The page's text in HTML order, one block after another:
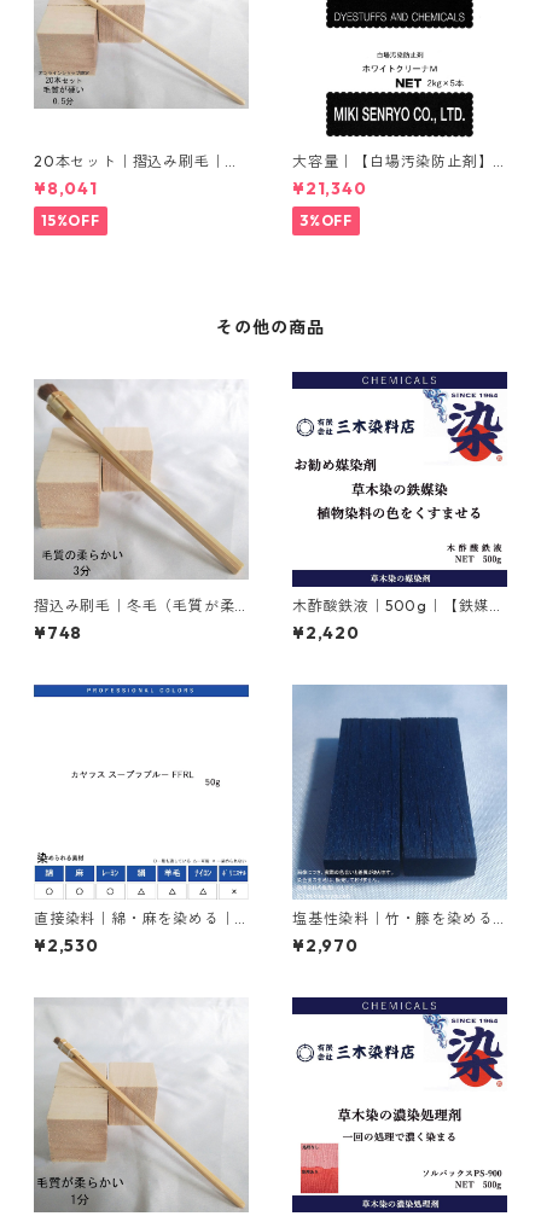
20本セット｜摺込み刷毛｜夏
毛（毛質が硬い）0.5分
¥8,041
15%OFF
大容量｜【白場汚染防止剤】
｜2kg×5本｜ホワイトクリー
ナＭ
¥21,340
3%OFF
その他の商品
摺込み刷毛｜冬毛（毛質が柔
らかい）3分
¥748
木酢酸鉄液｜500g｜【鉄媒染
剤】
¥2,420
直接染料｜綿・麻を染める｜5
0g｜カヤラス スープラブルー
FFRL（青色）
¥2,530
塩基性染料｜竹・籐を染める
｜100g｜塩基性ブラック（黒
色系）
¥2,970